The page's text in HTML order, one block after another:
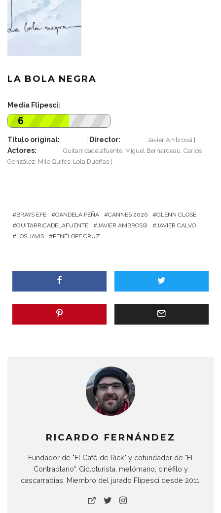
LA BOLA NEGRA
Media Flipesci:
6
Título original: Director: Javier Ambrossi
Actores:
Guitarricadelafuente, Miguel Bernardeau, Carlos
González, Milo Quifes, Lola Dueñas
BRAYS EFE CANDELA PEÑA CANNES 2026
GLENN CLOSE
GUITARRICADELAFUENTE
JAVIER AMBROSSI
JAVIER CALVO
LOS JAVIS
PENÉLOPE CRUZ
RICARDO FERNÁNDEZ
Fundador de "El Café de Rick" y cofundador de "El
Contraplano". Cicloturista, melómano, cinéfilo y
cascarrabias. Miembro del jurado Flipesci desde 2011.